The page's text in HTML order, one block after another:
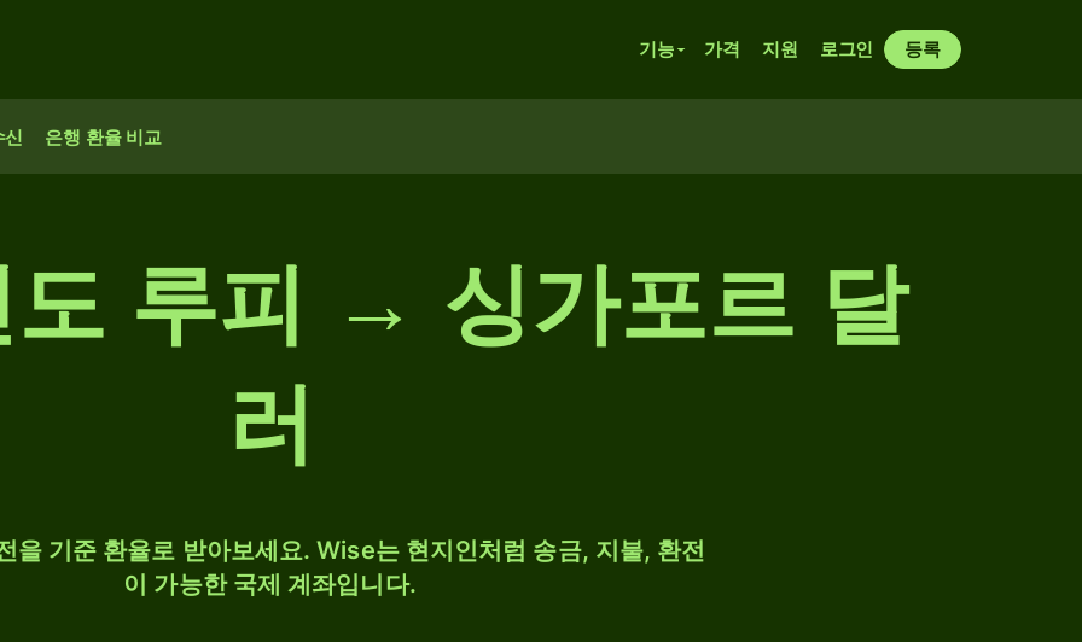
기능 가격 지원 로그인 등록
신 은행 환율 비교
루피 → 싱가포르 달
러
을 기준 환율로 받아보세요. Wise는 현지인처럼 송금, 지불, 환전
이 가능한 국제 계좌입니다.